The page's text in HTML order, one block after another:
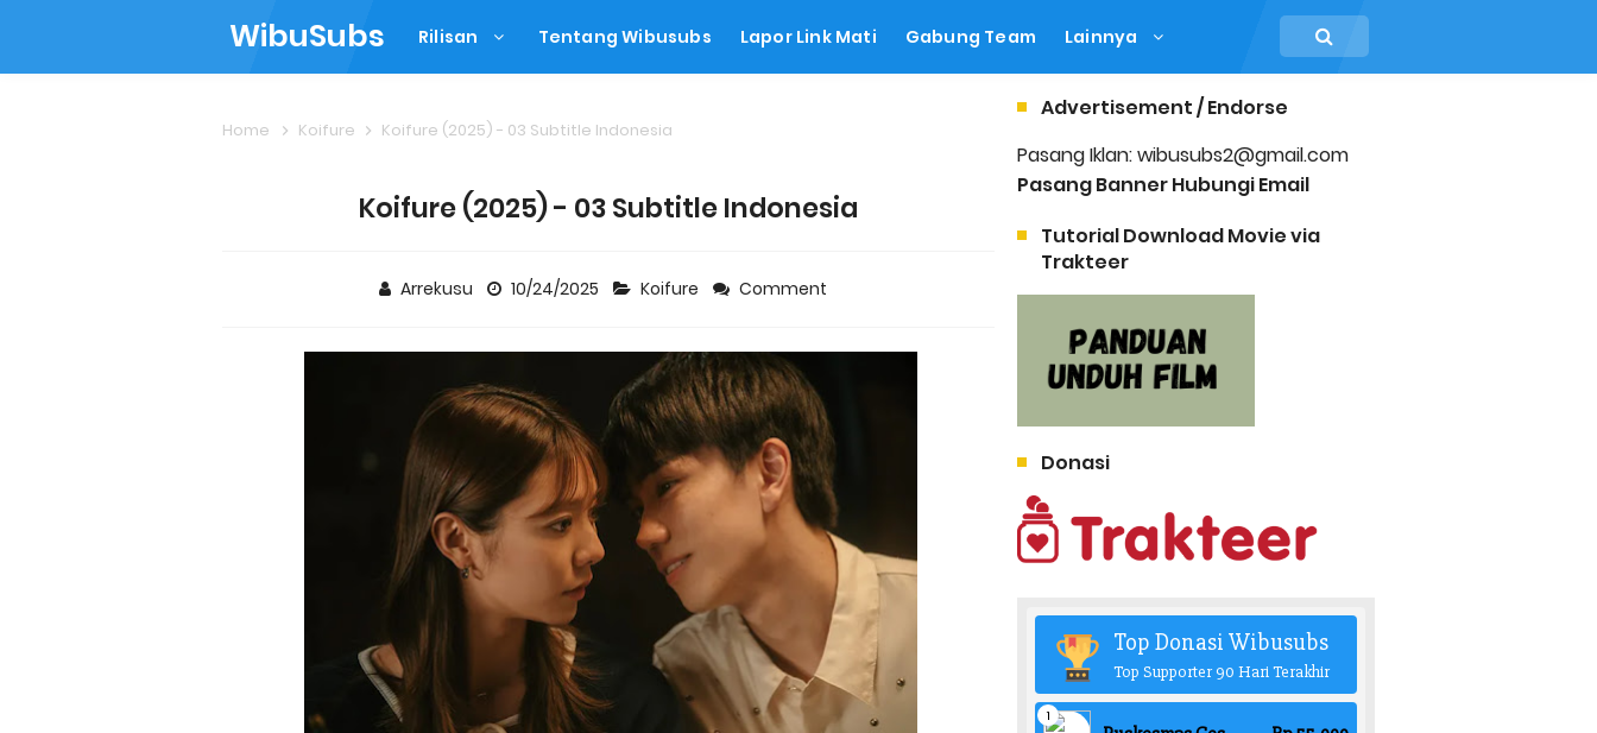
WibuSubs Rilisan Tentang Wibusubs Lapor Link Mati Gabung Team Lainnya
Home Koifure Koifure (2025) - 03 Subtitle Indonesia
Koifure (2025) - 03 Subtitle Indonesia
Arrekusu 10/24/2025 Koifure Comment
Advertisement / Endorse
Pasang Iklan: wibusubs2@gmail.com
Pasang Banner Hubungi Email
Tutorial Download Movie via
Trakteer
Donasi